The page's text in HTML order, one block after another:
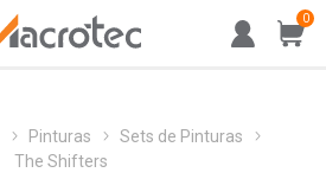
0
Pinturas
Sets de Pinturas
The Shifters